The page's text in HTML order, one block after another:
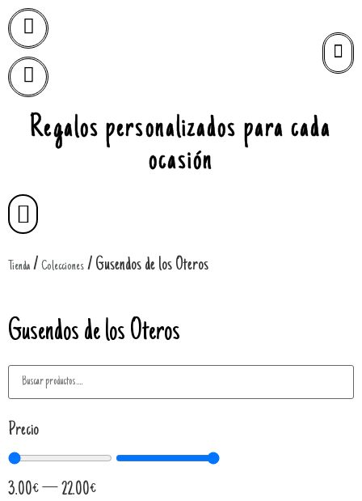
Regalos personalizados para cada
ocasión
Tienda / Colecciones / Gusendos de los Oteros
Gusendos de los Oteros
Precio
3.00€—22.00€